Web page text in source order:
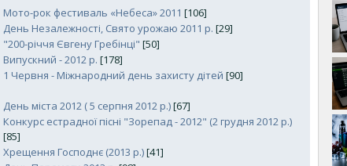
Мото-рок фестиваль «Небеса» 2011 [106]
День Незалежності, Свято урожаю 2011 р. [29]
"200-річчя Євгену Гребінці" [50]
Випускний - 2012 р. [178]
1 Червня - Міжнародний день захисту дітей [90]
День міста 2012 ( 5 серпня 2012 р.)[67]
Конкурс естрадної пісні "Зорепад - 2012" (2 грудня 2012 р.)
[85]
Хрещення Господнє (2013 р.)[41]